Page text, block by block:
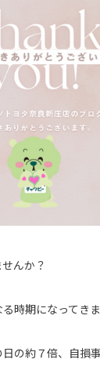
んか？
時期になってきま
の約７倍、自損